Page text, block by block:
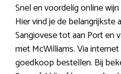
Snel en voordelig online
Hier vind je de belangrijkste
Sangiovese tot aan Port en
met McWilliams. Via
goedkoop bestellen. Bij